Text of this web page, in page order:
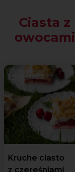
Ciasta z
owocami
Kruche ciasto
z czereśniami